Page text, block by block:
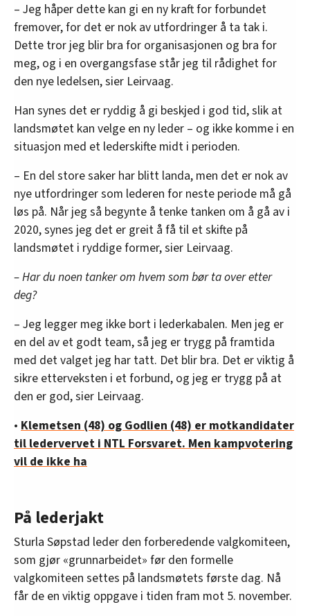
– Jeg håper dette kan gi en ny kraft for forbundet
fremover, for det er nok av utfordringer å ta tak i.
Dette tror jeg blir bra for organisasjonen og bra for
meg, og i en overgangsfase står jeg til rådighet for
den nye ledelsen, sier Leirvaag.
Han synes det er ryddig å gi beskjed i god tid, slik at
landsmøtet kan velge en ny leder – og ikke komme i en
situasjon med et lederskifte midt i perioden.
– En del store saker har blitt landa, men det er nok av
nye utfordringer som lederen for neste periode må gå
løs på. Når jeg så begynte å tenke tanken om å gå av i
2020, synes jeg det er greit å få til et skifte på
landsmøtet i ryddige former, sier Leirvaag.
– Har du noen tanker om hvem som bør ta over etter
deg?
– Jeg legger meg ikke bort i lederkabalen. Men jeg er
en del av et godt team, så jeg er trygg på framtida
med det valget jeg har tatt. Det blir bra. Det er viktig å
sikre etterveksten i et forbund, og jeg er trygg på at
den er god, sier Leirvaag.
• Klemetsen (48) og Godlien (48) er motkandidater
til ledervervet i NTL Forsvaret. Men kampvotering
vil de ikke ha
På lederjakt
Sturla Søpstad leder den forberedende valgkomiteen,
som gjør «grunnarbeidet» før den formelle
valgkomiteen settes på landsmøtets første dag. Nå
får de en viktig oppgave i tiden fram mot 5. november.